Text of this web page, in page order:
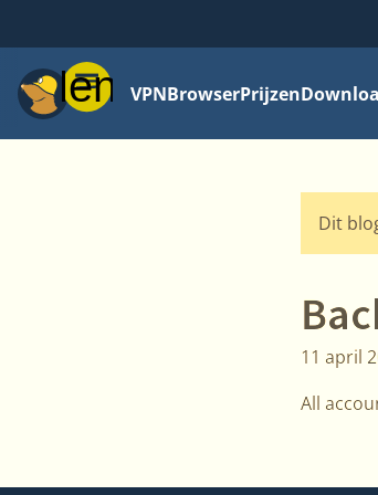
MenuVPNBrowserPrijzen
Dit
11 april
All